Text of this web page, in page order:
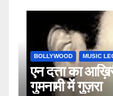
BOLLYWOOD MUSIC
एन दत्ता का
गुमनामी में गुज़रा